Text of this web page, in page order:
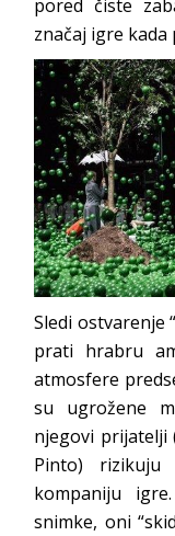
pored čiste
značaj igre
Sledi ostvarenje
prati hrabru
atmosfere
su ugrožene
njegovi prijatelji
Pinto) rizikuju
kompaniju
snimke, oni